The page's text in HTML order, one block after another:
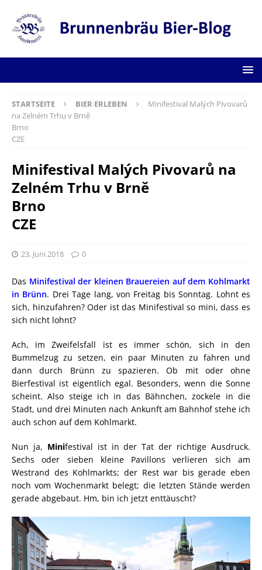
STARTSEITE BIER ERLEBEN
Minifestival Malých Pivovarů
na Zelném Trhu v Brně
Brno
CZE
Minifestival Malých Pivovarů na
Zelném Trhu v Brně
Brno
CZE
23. Juni 2018 0
Das Minifestival der kleinen Brauereien auf dem Kohlmarkt
in Brünn. Drei Tage lang, von Freitag bis Sonntag. Lohnt es
sich, hinzufahren? Oder ist das Minifestival so mini, dass es
sich nicht lohnt?
Ach, im Zweifelsfall ist es immer schön, sich in den
Bummelzug zu setzen, ein paar Minuten zu fahren und
dann durch Brünn zu spazieren. Ob mit oder ohne
Bierfestival ist eigentlich egal. Besonders, wenn die Sonne
scheint. Also steige ich in das Bähnchen, zockele in die
Stadt, und drei Minuten nach Ankunft am Bahnhof stehe ich
auch schon auf dem Kohlmarkt.
Nun ja, Minifestival ist in der Tat der richtige Ausdruck.
Sechs oder sieben kleine Pavillons verlieren sich am
Westrand des Kohlmarkts; der Rest war bis gerade eben
noch vom Wochenmarkt belegt; die letzten Stände werden
gerade abgebaut. Hm, bin ich jetzt enttäuscht?